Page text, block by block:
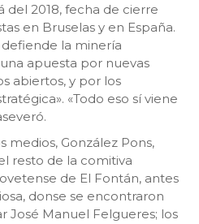
del 2018, fecha de cierre
en Bruselas y en España.
defiende la minería
apuesta por nuevas
abiertos, y por los
«Todo eso sí viene
medios, González Pons,
resto de la comitiva
de El Fontán, antes
donse se encontraron
José Manuel Felgueres; los